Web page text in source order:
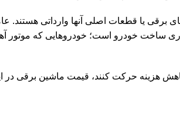
برقی یا قطعات اصلی آنها وارداتی
ساخت خودرو است؛ خودروهایی که موتور
ماشین برقی در ایران در ۱۴۰۴ به سمت کاهش یا ثبات نزدیک تر